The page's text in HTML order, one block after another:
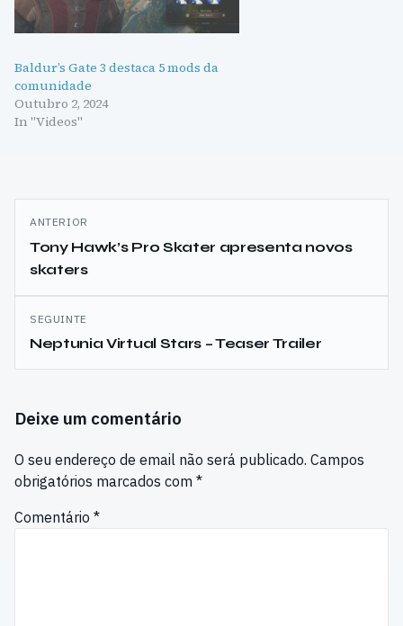
Baldur’s Gate 3 destaca 5 mods da
comunidade
Outubro 2, 2024
In "Videos"
Navegação
de
artigos
ANTERIOR
Tony Hawk’s Pro Skater apresenta novos
skaters
SEGUINTE
Neptunia Virtual Stars – Teaser Trailer
Deixe um comentário
O seu endereço de email não será publicado. Campos
obrigatórios marcados com *
Comentário *